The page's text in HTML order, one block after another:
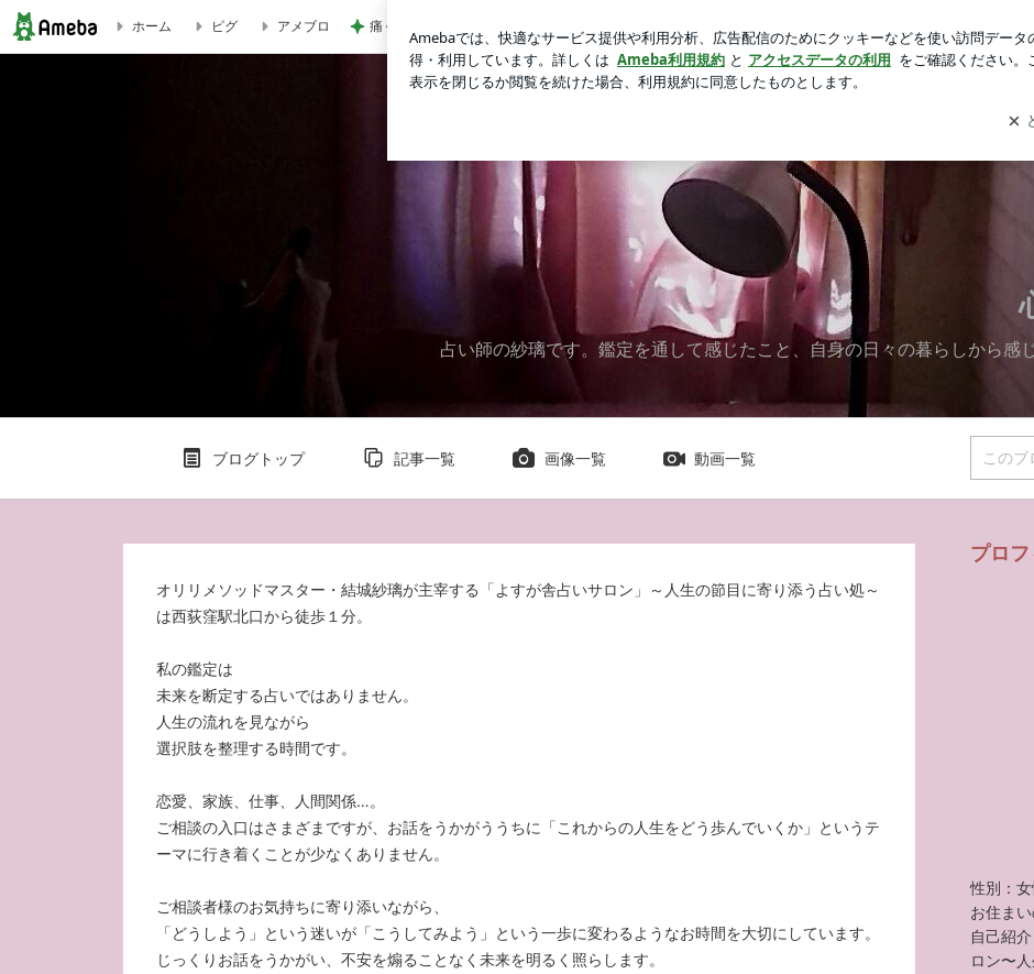
ホーム ピグ アメブロ 痛くて堪らないのに食べたふかし芋 ログイン
占い師の紗璃です。鑑定を通して感じたこと、自身の日々の暮らしか
ブログトップ 記事一覧 画像一覧 動画一覧
オリリメソッドマスター・結城紗璃が主宰する「よすが舎占いサロン」～人生の節目に寄り添う占い処～
は西荻窪駅北口から徒歩１分。
私の鑑定は
未来を断定する占いではありません。
人生の流れを見ながら
選択肢を整理する時間です。
恋愛、家族、仕事、人間関係…。
ご相談の入口はさまざまですが、お話をうかがううちに「これからの人生をどう歩んでいくか」というテ
ーマに行き着くことが少なくありません。
ご相談者様のお気持ちに寄り添いながら、
「どうしよう」という迷いが「こうしてみよう」という一歩に変わるようなお時間を大切にしています。
じっくりお話をうかがい、不安を煽ることなく未来を明るく照らします。
プロ
性別：
お住まい
自己紹介
ロン〜